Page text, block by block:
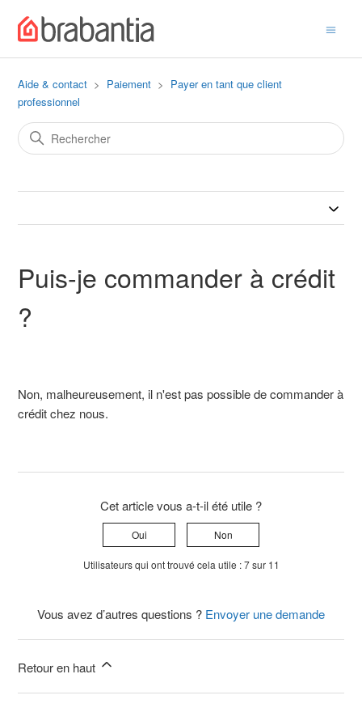
Aide & contact Paiement
Payer en tant que client
professionnel
Puis-je commander à crédit
?
Non, malheureusement, il n'est pas possible de commander à
crédit chez nous.
Cet article vous a-t-il été utile ?
Oui Non
Utilisateurs qui ont trouvé cela utile : 7 sur 11
Vous avez d’autres questions ? Envoyer une demande
Retour en haut